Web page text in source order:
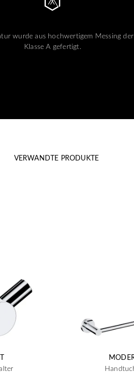
wurde aus hochwertigem Messing der
Klasse A gefertigt.
VERWANDTE PRODUKTE